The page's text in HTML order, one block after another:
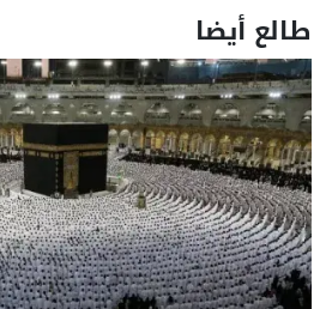
طالع أيضا